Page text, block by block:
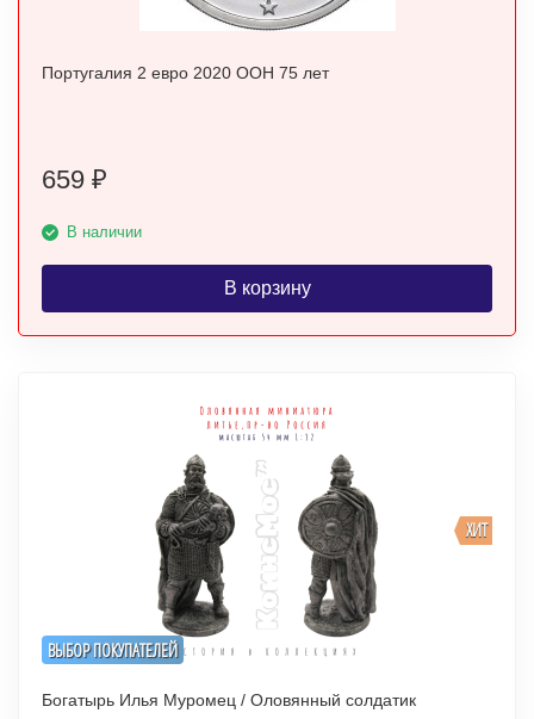
Португалия 2 евро 2020 ООН 75 лет
659 ₽
В наличии
В корзину
ВЫБОР ПОКУПАТЕЛЕЙ
ХИТ
Богатырь Илья Муромец / Оловянный солдатик